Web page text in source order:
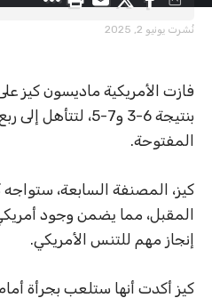
نُشرت يونيو 2, 2025
فازت الأمريكية ماديسون كيز
بنتيجة 6-3 و7-5،
المفتوحة.
كيز، المصنفة السابعة،
المقبل، مما يضمن وجود
إنجاز مهم للتنس الأمريكي.
كيز أكدت أنها ستلعب بجرأة